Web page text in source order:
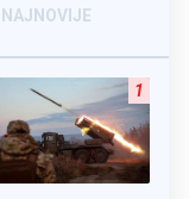
NAJNOVIJE
1